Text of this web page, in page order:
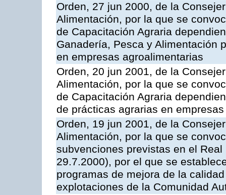
Orden, 27 jun 2000, de la
Alimentación, por la que se
de Capacitación Agraria
Ganadería, Pesca y Alimentación
en empresas agroalimentarias
Orden, 20 jun 2001, de la
Alimentación, por la que se
de Capacitación Agraria
de prácticas agrarias en
Orden, 19 jun 2001, de la
Alimentación, por la que se
subvenciones previstas en el
29.7.2000), por el que se
programas de mejora de la
explotaciones de la Comunidad